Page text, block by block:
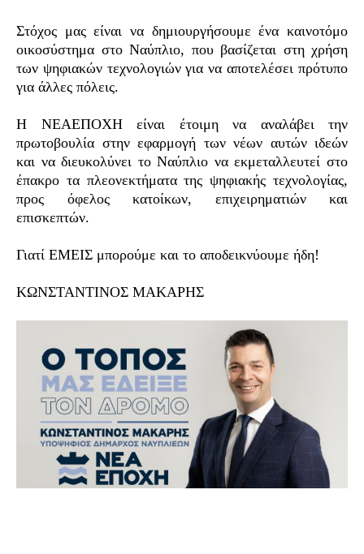
Στόχος μας είναι να δημιουργήσουμε ένα καινοτόμο
οικοσύστημα στο Ναύπλιο, που βασίζεται στη χρήση
των ψηφιακών τεχνολογιών για να αποτελέσει πρότυπο
για άλλες πόλεις.
Η ΝΕΑΕΠΟΧΗ είναι έτοιμη να αναλάβει την
πρωτοβουλία στην εφαρμογή των νέων αυτών ιδεών
και να διευκολύνει το Ναύπλιο να εκμεταλλευτεί στο
έπακρο τα πλεονεκτήματα της ψηφιακής τεχνολογίας,
προς όφελος κατοίκων, επιχειρηματιών και
επισκεπτών.
Γιατί ΕΜΕΙΣ μπορούμε και το αποδεικνύουμε ήδη!
ΚΩΝΣΤΑΝΤΙΝΟΣ ΜΑΚΑΡΗΣ